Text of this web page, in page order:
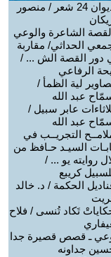
ديوان 24 شعر / منصور
الشاعرة والوعي
الحداثي/ مقاربة
دور القصة الش ... /
الرفاعي
لية الظمأ /
عبد الله
عابر سبيل /
عبد الله
التجريــب في
السيـد حـافظ من
روايته يو ... /
كريبع
الحكمة / د. خالد
تَكاد تُنسى / فلاح
ـ قصص قصيرة جدا
جداونه